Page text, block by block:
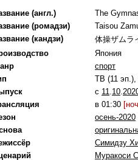
(англ.)
The
(ромадзи)
Taisou
(кандзи)
体操ザムラ
Япония
спорт
ТВ (11
c 11.10.
в 01:30
осень-2020
Симидзу
Муракоси